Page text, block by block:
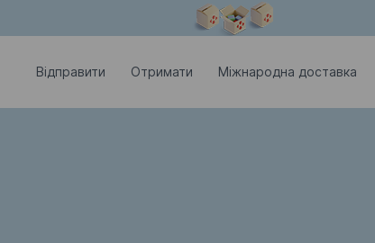
Відправити Отримати Міжнародна доставка